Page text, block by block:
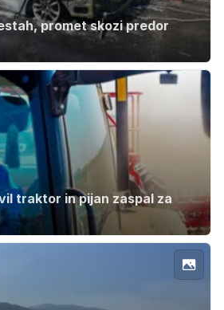
promet skozi predor
traktor in pijan zaspal za